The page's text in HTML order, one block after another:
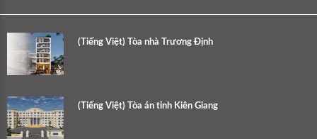
(Tiếng Việt) Tòa nhà Trương Định
(Tiếng Việt) Tòa án tỉnh Kiên Giang